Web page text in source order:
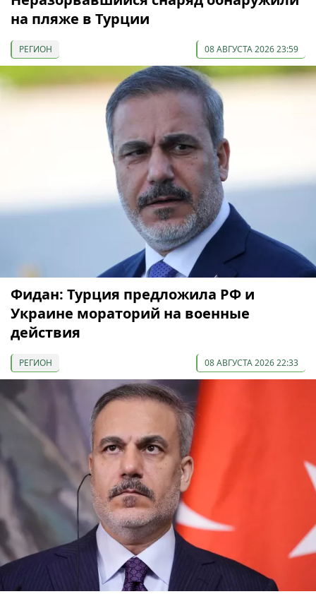
на пляже в Турции
РЕГИОН 08 АВГУСТА 2026 23:59
Фидан: Турция предложила РФ и
Украине мораторий на военные
действия
РЕГИОН 08 АВГУСТА 2026 22:33